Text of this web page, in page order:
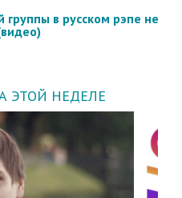
в русском рэпе не
ЭТОЙ НЕДЕЛЕ